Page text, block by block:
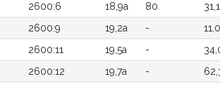
2600:6 18,9a 80
2600:9 19,2a -
2600:11 19,5a -
2600:12 19,7a -